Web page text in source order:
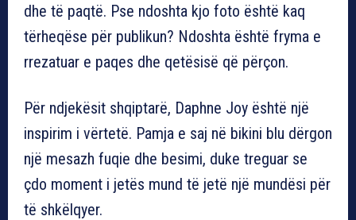
dhe të paqtë. Pse ndoshta kjo foto është kaq
tërheqëse për publikun? Ndoshta është fryma e
rrezatuar e paqes dhe qetësisë që përçon.
Për ndjekësit shqiptarë, Daphne Joy është një
inspirim i vërtetë. Pamja e saj në bikini blu dërgon
një mesazh fuqie dhe besimi, duke treguar se
çdo moment i jetës mund të jetë një mundësi për
të shkëlqyer.